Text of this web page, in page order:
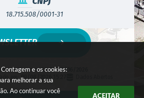
e os cookies:
melhorar a sua
Ao continuar você
ACEITAR
18.715.508/0001-31
do Sistema:3.5.3 - 19/06/2026
em:
09/08/2026 15:27